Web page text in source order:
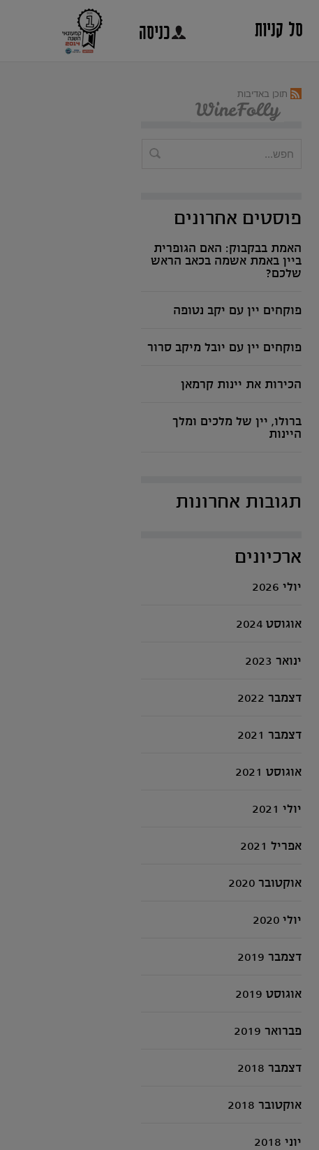
סל קניות כניסה
תוכן באדיבות
פוסטים אחרונים
האמת בבקבוק: האם הגופרית
ביין באמת אשמה בכאב הראש
שלכם?
פוקחים יין עם יקב נטופה
פוקחים יין עם יובל מיקב סרור
הכירות את יינות קרמאן
ברולו, יין של מלכים ומלך
היינות
תגובות אחרונות
ארכיונים
יולי 2026
אוגוסט 2024
ינואר 2023
דצמבר 2022
דצמבר 2021
אוגוסט 2021
יולי 2021
אפריל 2021
אוקטובר 2020
יולי 2020
דצמבר 2019
אוגוסט 2019
פברואר 2019
דצמבר 2018
אוקטובר 2018
יוני 2018